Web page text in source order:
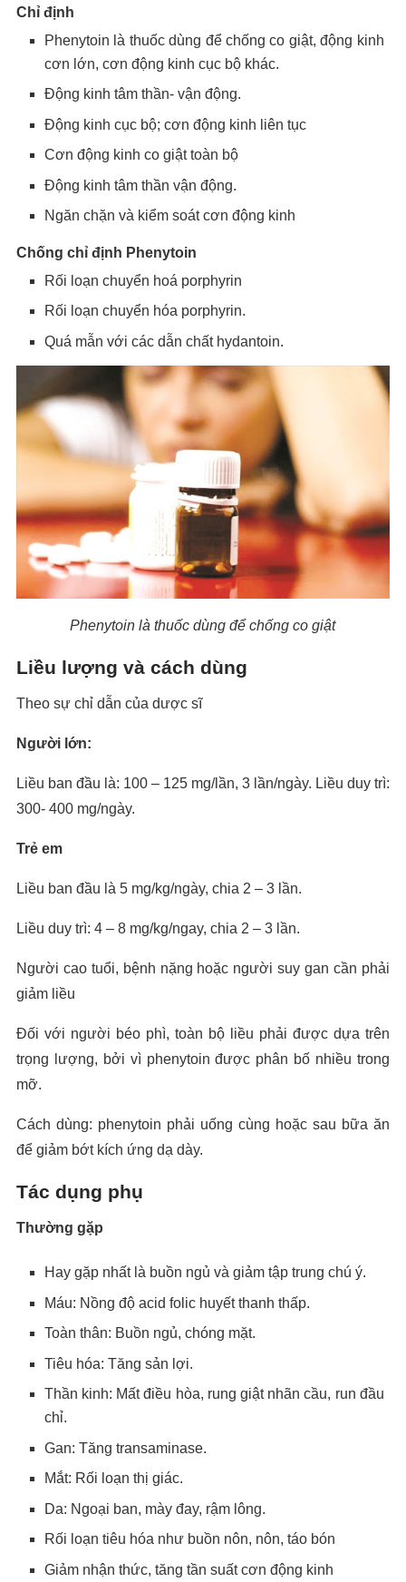
Chỉ định
Phenytoin là thuốc dùng để chống co giật, động kinh
cơn lớn, cơn động kinh cục bộ khác.
Động kinh tâm thần- vận động.
Động kinh cục bộ; cơn động kinh liên tục
Cơn động kinh co giật toàn bộ
Động kinh tâm thần vận động.
Ngăn chặn và kiểm soát cơn động kinh
Chống chỉ định Phenytoin
Rối loạn chuyển hoá porphyrin
Rối loạn chuyển hóa porphyrin.
Quá mẫn với các dẫn chất hydantoin.
Phenytoin là thuốc dùng để chống co giật
Liều lượng và cách dùng
Theo sự chỉ dẫn của dược sĩ
Người lớn:
Liều ban đầu là: 100 – 125 mg/lần, 3 lần/ngày. Liều duy trì:
300- 400 mg/ngày.
Trẻ em
Liều ban đầu là 5 mg/kg/ngày, chia 2 – 3 lần.
Liều duy trì: 4 – 8 mg/kg/ngay, chia 2 – 3 lần.
Người cao tuổi, bệnh nặng hoặc người suy gan cần phải
giảm liều
Đối với người béo phì, toàn bộ liều phải được dựa trên
trọng lượng, bởi vì phenytoin được phân bố nhiều trong
mỡ.
Cách dùng: phenytoin phải uống cùng hoặc sau bữa ăn
để giảm bớt kích ứng dạ dày.
Tác dụng phụ
Thường gặp
Hay gặp nhất là buồn ngủ và giảm tập trung chú ý.
Máu: Nồng độ acid folic huyết thanh thấp.
Toàn thân: Buồn ngủ, chóng mặt.
Tiêu hóa: Tăng sản lợi.
Thần kinh: Mất điều hòa, rung giật nhãn cầu, run đầu
chỉ.
Gan: Tăng transaminase.
Mắt: Rối loạn thị giác.
Da: Ngoại ban, mày đay, rậm lông.
Rối loạn tiêu hóa như buồn nôn, nôn, táo bón
Giảm nhận thức, tăng tần suất cơn động kinh